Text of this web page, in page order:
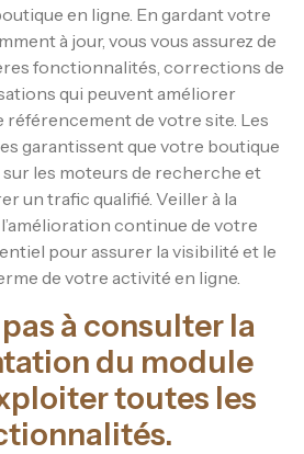
en ligne. En gardant votre
à jour, vous vous assurez de
fonctionnalités, corrections de
qui peuvent améliorer
de votre site. Les
garantissent que votre boutique
les moteurs de recherche et
un trafic qualifié. Veiller à la
continue de votre
pour assurer la visibilité et le
de votre activité en ligne.
pas à consulter la
du module
toutes les